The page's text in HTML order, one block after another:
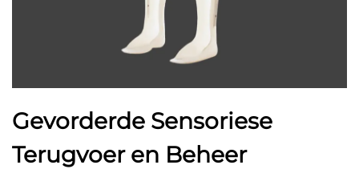
Gevorderde Sensoriese
Terugvoer en Beheer